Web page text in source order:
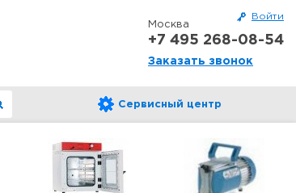
Войти
Москва
+7 495 268-08-54
Заказать звонок
Сервисный центр